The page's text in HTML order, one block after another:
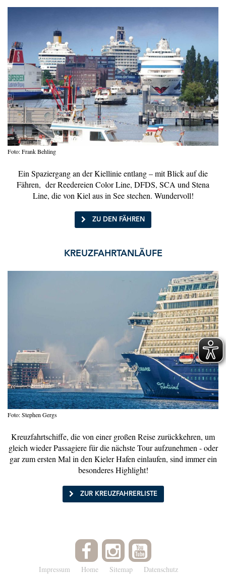
Foto: Frank Behling
Ein Spaziergang an der Kiellinie entlang – mit Blick auf die
Fähren, der Reedereien Color Line, DFDS, SCA und Stena
Line, die von Kiel aus in See stechen. Wundervoll!
ZU DEN FÄHREN
KREUZFAHRTANLÄUFE
Foto: Stephen Gergs
Kreuzfahrtschiffe, die von einer großen Reise zurückkehren, um
gleich wieder Passagiere für die nächste Tour aufzunehmen - oder
gar zum ersten Mal in den Kieler Hafen einlaufen, sind immer ein
besonderes Highlight!
ZUR KREUZFAHRERLISTE
Impressum Home Sitemap Datenschutz